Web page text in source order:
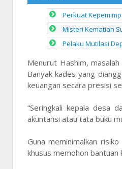
Perkuat
Misteri Kematian
Pelaku Mutilasi
Menurut Hashim,
Banyak kades yang
keuangan secara presisi
“Seringkali kepala desa
akuntansi atau tata buku
Guna meminimalkan
khusus memohon